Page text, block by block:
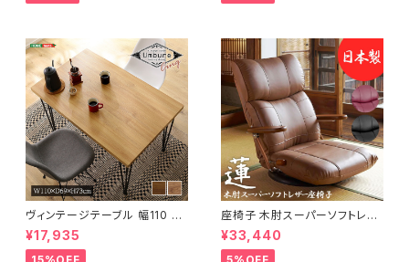
ヴィンテージテーブル 幅110 ダ
イニングテーブル リビングテー
ブル サイドテーブル 新生活 模
様替え
¥17,935
座椅子 木肘スーパーソフトレザ
ー座椅子 リクライニング回転座
椅子 座椅子 父の日 敬老の日
プレゼント 完成品
¥33,440